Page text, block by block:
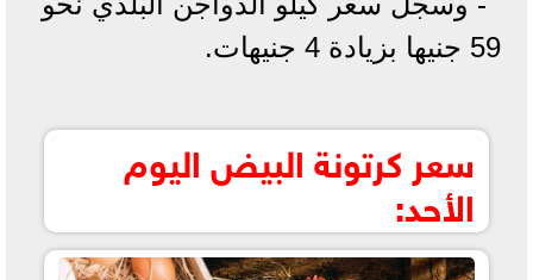
59 جنيها بزيادة 4 جنيهات.
سعر كرتونة البيض اليوم
الأحد: